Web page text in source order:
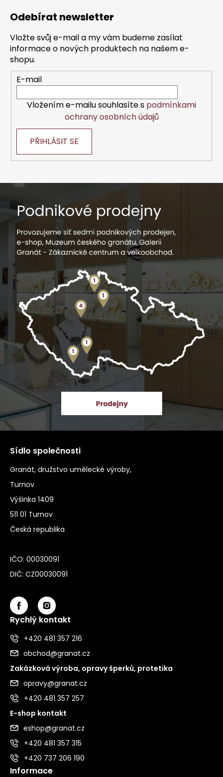
Odebírat newsletter
Vložte svůj e-mail a my vám budeme zasílat
informace o nových produktech na našem e-
shopu.
E-mail
Vložením e-mailu souhlasíte s podmínkami
ochrany osobních údajů
PŘIHLÁSIT SE
Sídlo společnosti
Granát, družstvo umělecké výroby,
Turnov
Výšinka 1409
511 01 Turnov
Česká republika
IČO: 00030091
DIČ: CZ00030091
Rychlý kontakt
+420 481 357 216
obchod@granat.cz
Zakázková výroba, opravy šperků, protetika
opravy@granat.cz
+420 481 357 257
E-shop kontakt
eshop@granat.cz
+420 481 357 315
+420 737 206 190
Informace